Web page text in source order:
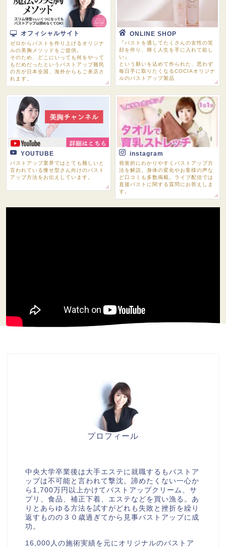
オフィシャルサイト
ゼロからバストを作り上げるオリジナ
ルの美胸メソッドをご提供。
そのため、どこにいっても何をやって
もだめだったというバストアップ難民
の方が日本全国、海外からもご来店さ
れます。
ONLINE SHOP
『バストを通してたくさんの女性の笑
顔を作り、輝く人生を手に入れて欲し
い』
という願いを込めて作られた、思わず
毎日手に取りたくなるCOCIAオリジナ
ルのバストアップ製品
YOUTUBE
バストアップ業界ではとても難しいと
言われている痩せ型さん向けのバスト
アップ方法をお伝えしています。
instagram
視覚的にわかりやすくバストアップ方
法を解説。身体の変化やお客様の声な
ど口コミも多数掲載。ライブ配信では
直接バストに関する質問にお答えしま
す。
プロフィール
中央大学卒業後は大手エステに就職するもバストア
ップは不可能と言われて撃沈。諦めたくない一心か
ら1,700万円以上かけてバストアップクリーム、サ
プリ、食品、補正下着、エステなどを買い漁る。あ
りとあらゆる方法を試すがどれも失敗と挫折を繰り
返すものの３０歳過ぎてから見事バストアップに成
功。
16,000人の施術実績を元にオリジナルのバストア